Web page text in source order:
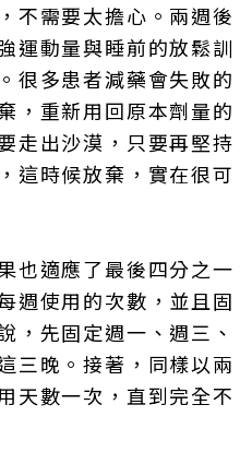
不需要太擔心。兩週後
運動量與睡前的放鬆訓
很多患者減藥會失敗的
，重新用回原本劑量的
走出沙漠，只要再堅持
這時候放棄，實在很可
也適應了最後四分之一
週使用的次數，並且固
，先固定週一、週三、
三晚。接著，同樣以兩
天數一次，直到完全不